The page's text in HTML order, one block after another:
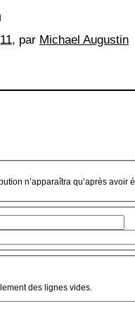
, par Michael Augustin
n’apparaîtra qu’après avoir
des lignes vides.